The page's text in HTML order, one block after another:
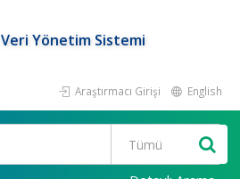
Yönetim Sistemi
Araştırmacı Girişi English